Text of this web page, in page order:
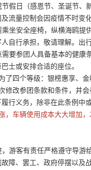
假日（感恩节、圣诞节
流量控制会因疫情不时变
坐安全座椅，纵横海鸥提
自行承担，敬请理解。出
要参团人具备基本的健
士或安排合适的座位。
了四个等级：银榜惠享、
修改参团条款和条件，并
行义务，除非在此条例中
，车辆使用成本大大增加
游客有责任严格遵守导
障、罢工、政府停摆以及